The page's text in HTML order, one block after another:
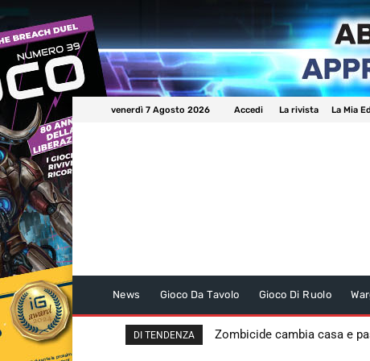
venerdì 7 Agosto 2026 Accedi La rivista La Mia
News Gioco Da Tavolo Gioco Di Ruolo
DI TENDENZA Zombicide cambia casa e